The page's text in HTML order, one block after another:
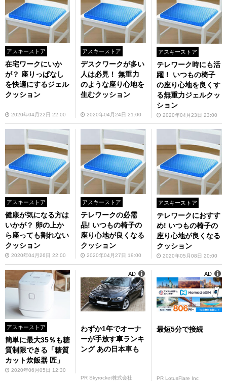
アスキーストア
在宅ワークにいか
が？ 座りっぱなし
を快適にするジェル
クッション
2020年04月22日 22:00
アスキーストア
デスクワークが多い
人は必見！ 無重力
のような座り心地を
生むクッション
2020年04月24日 21:00
アスキーストア
テレワーク時にも活
躍！ いつもの椅子
の座り心地を良くす
る無重力ジェルクッ
ション
2020年04月23日 23:00
アスキーストア
健康が気になる方は
いかが？ 卵の上か
ら座っても割れない
クッション
2020年04月26日 22:00
アスキーストア
テレワークの必需
品! いつもの椅子の
座り心地が良くなる
クッション
2020年04月27日 19:00
アスキーストア
テレワークにおすす
め! いつもの椅子の
座り心地が良くなる
クッション
2020年05月08日 20:00
アスキーストア
簡単に最大35％も糖
質制限できる「糖質
カット炊飯器 匠」
2020年06月05日 12:30
わずか1年でオーナ
ーが手放す車ランキ
ング あの日本車も
PR Skyrocket株式会社
AD
最短5分で接続
PR LotusFlare Inc
AD